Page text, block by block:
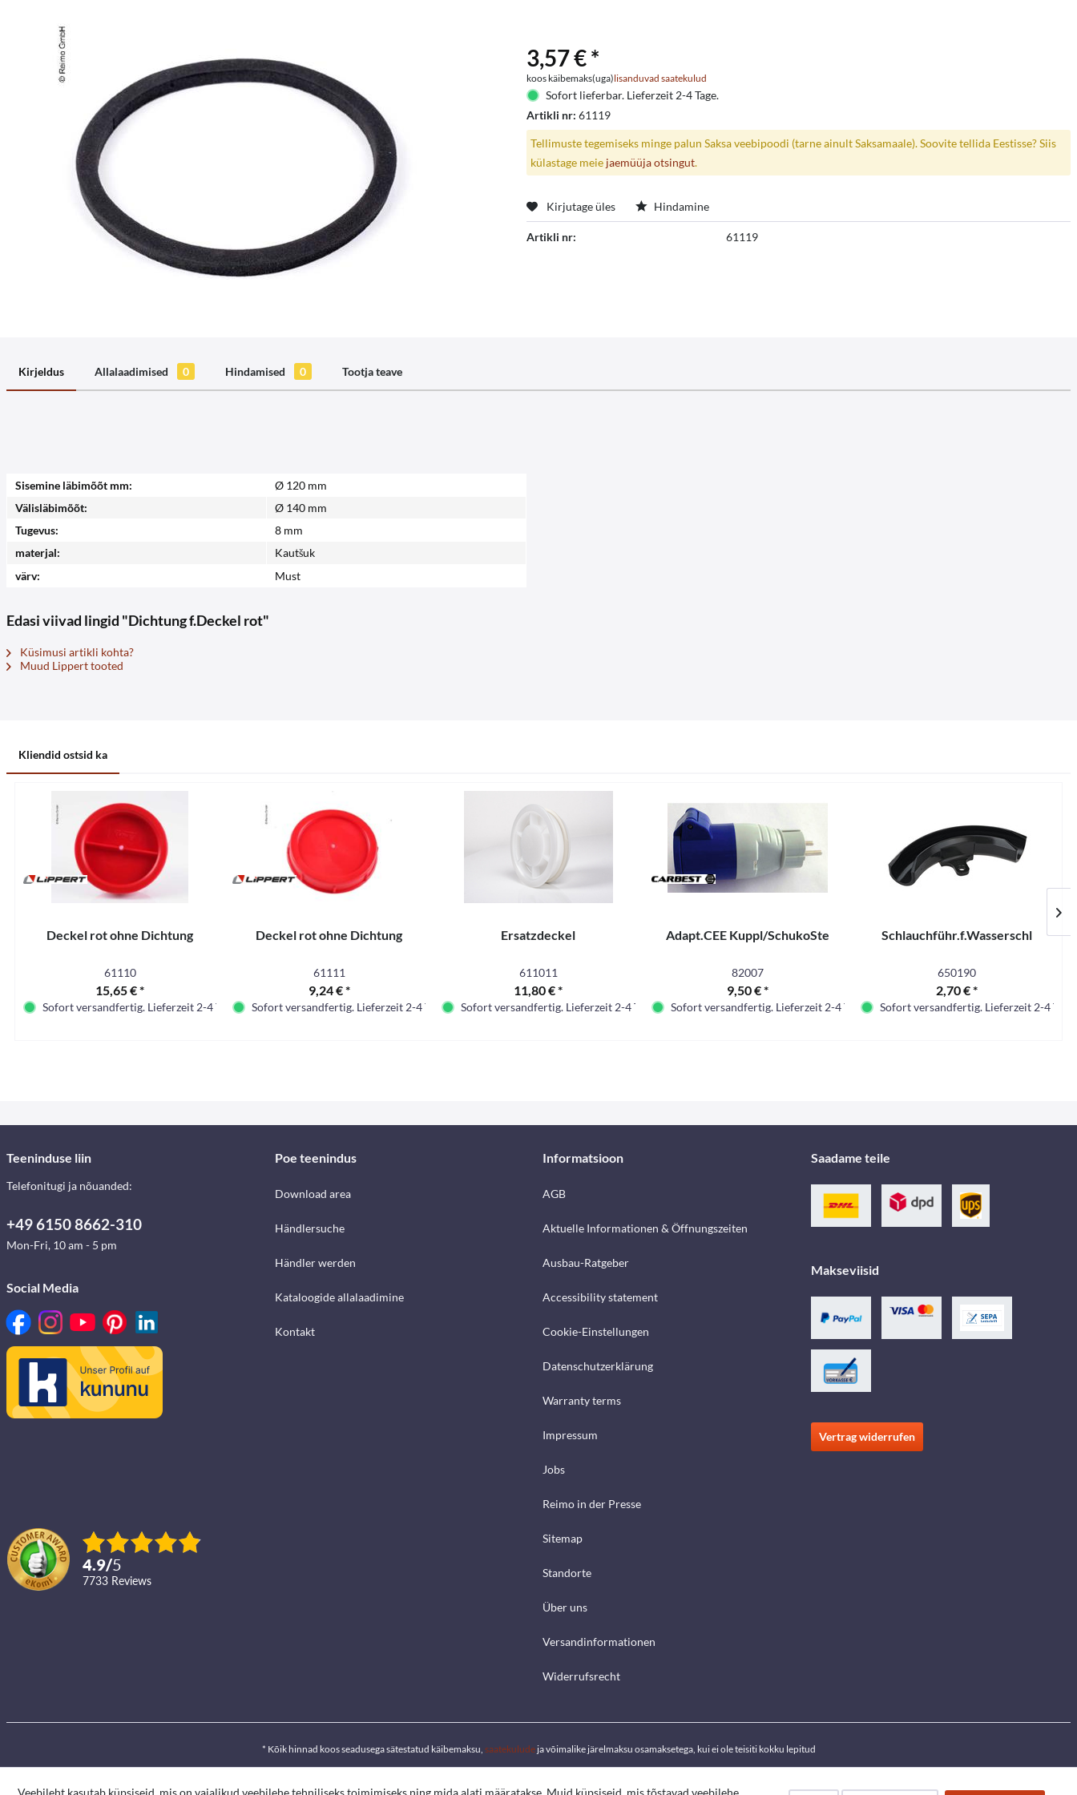
3,57 € *
koos käibemaks(uga)lisanduvad saatekulud
Sofort lieferbar. Lieferzeit 2-4 Tage.
Artikli nr:61119
Tellimuste tegemiseks minge palun Saksa veebipoodi (tarne ainult Saksamaale). Soovite tellida Eestisse? Siis
külastage meie jaemüüja otsingut.
Kirjutage üles Hindamine
Artikli nr: 61119
Kirjeldus Allalaadimised 0 Hindamised 0 Tootja teave
Sisemine läbimõõt mm:
Ø 120 mm
Välisläbimõõt:
Ø 140 mm
Tugevus:
8 mm
materjal:
Kautšuk
värv:
Must
Edasi viivad lingid "Dichtung f.Deckel rot"
Küsimusi artikli kohta?
Muud Lippert tooted
Kliendid ostsid ka
Deckel rot ohne Dichtung
61110
15,65 € *
Sofort versandfertig. Lieferzeit 2-4 Tage.
Deckel rot ohne Dichtung
61111
9,24 € *
Sofort versandfertig. Lieferzeit 2-4 Tage.
Ersatzdeckel
611011
11,80 € *
Sofort versandfertig. Lieferzeit 2-4 Tage.
Adapt.CEE Kuppl/SchukoSte
82007
9,50 € *
Sofort versandfertig. Lieferzeit 2-4 Tage.
Schlauchführ.f.Wasserschl
650190
2,70 € *
Sofort versandfertig. Lieferzeit 2-4 Tage.
Teeninduse liin
Telefonitugi ja nõuanded:
+49 6150 8662-310
Mon-Fri, 10 am - 5 pm
Social Media
4.9/5
7733 reviews
Poe teenindus
Download area
Händlersuche
Händler werden
Kataloogide allalaadimine
Kontakt
Informatsioon
AGB
Aktuelle Informationen & Öffnungszeiten
Ausbau-Ratgeber
Accessibility statement
Cookie-Einstellungen
Datenschutzerklärung
Warranty terms
Impressum
Jobs
Reimo in der Presse
Sitemap
Standorte
Über uns
Versandinformationen
Widerrufsrecht
Saadame teile
Makseviisid
Vertrag widerrufen
* Kõik hinnad koos seadusega sätestatud käibemaksu, saatekuludeja võimalike järelmaksu osamaksetega, kui ei ole teisiti kokku lepitud
Veebileht kasutab küpsiseid, mis on vajalikud veebilehe tehniliseks toimimiseks ning mida alati määratakse. Muid küpsiseid, mis tõstavad veebilehe